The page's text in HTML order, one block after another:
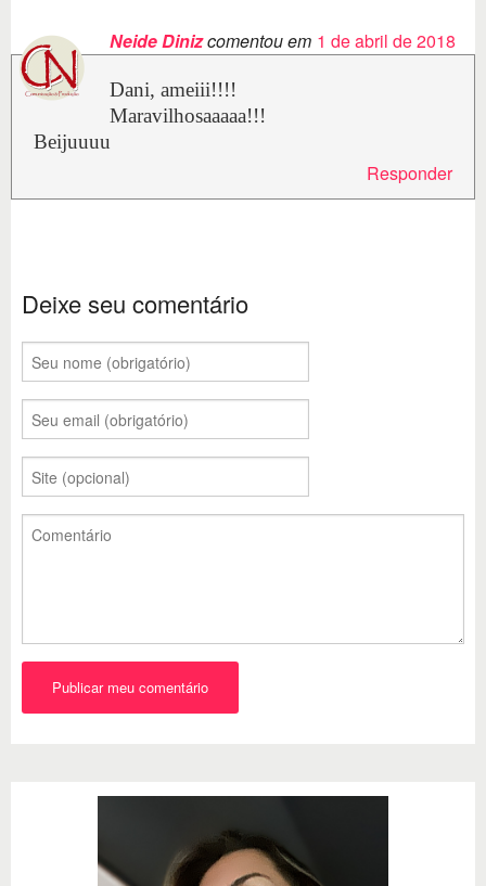
Neide Dinizcomentou em 1 de abril de 2018
Dani, ameiii!!!!
Maravilhosaaaaa!!!
Beijuuuu
Responder
Deixe seu comentário